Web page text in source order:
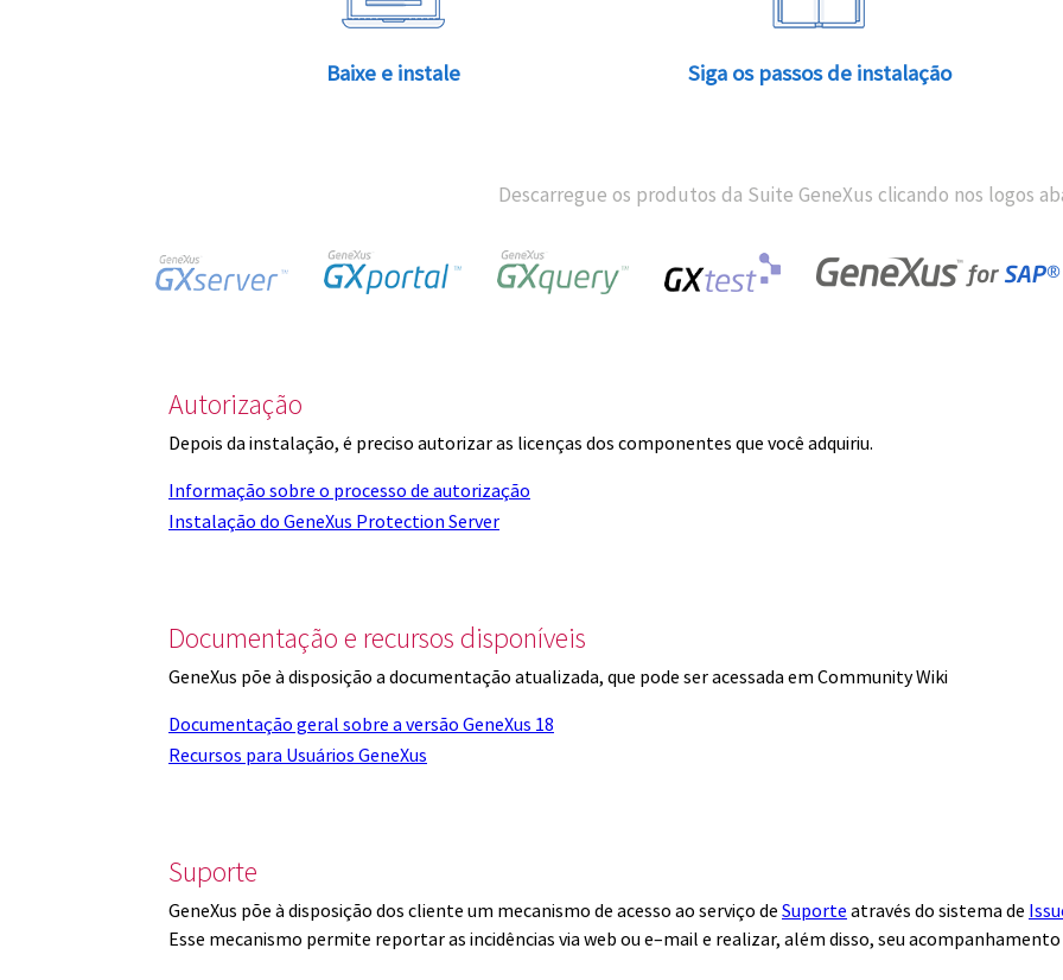
Baixe e instale Siga os passos de instalação
Descarregue os produtos da Suite GeneXus clicando nos logos
Autorização
Depois da instalação, é preciso autorizar as licenças dos componentes que você adquiriu.
Informação sobre o processo de autorização
Instalação do GeneXus Protection Server
Documentação e recursos disponíveis
GeneXus põe à disposição a documentação atualizada, que pode ser acessada em Community Wiki
Documentação geral sobre a versão GeneXus 18
Recursos para Usuários GeneXus
Suporte
GeneXus põe à disposição dos cliente um mecanismo de acesso ao serviço de Suporte através do sistema de
Esse mecanismo permite reportar as incidências via web ou e–mail e realizar, além disso, seu